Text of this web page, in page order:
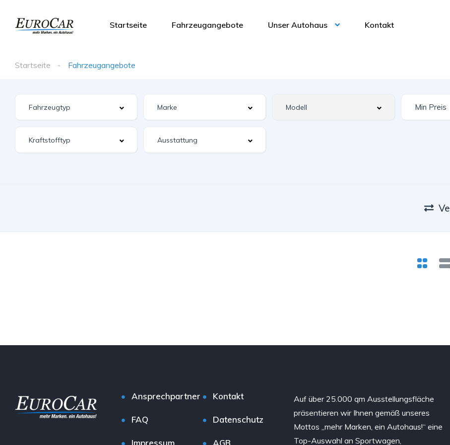
Startseite Fahrzeugangebote Unser Autohaus Kontakt
Startseite Fahrzeugangebote
Ansprechpartner Kontakt
FAQ Datenschutz
Impressum AGB
Auf über 25.000 qm Ausstellungsfläche
präsentieren wir Ihnen gemäß unseres
Mottos „mehr Marken, ein Autohaus!“ eine
Top-Auswahl an Sportwagen,